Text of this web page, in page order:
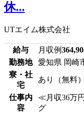
休...
UTエイム株式会社
給与 月収例
勤務地
愛知県 岡崎
寮・社
宅
あり（無料）
仕事内
容
≪月収36万
グ